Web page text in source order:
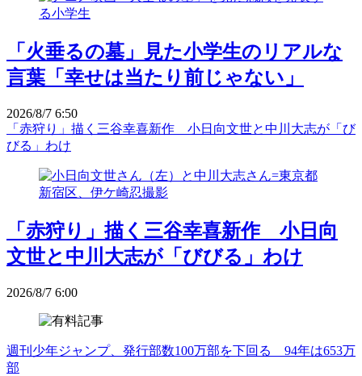
「火垂るの墓」見た小学生のリアルな
言葉「幸せは当たり前じゃない」
2026/8/7 6:50
「赤狩り」描く三谷幸喜新作 小日向文世と中川大志が「び
びる」わけ
「赤狩り」描く三谷幸喜新作 小日向
文世と中川大志が「びびる」わけ
2026/8/7 6:00
週刊少年ジャンプ、発行部数100万部を下回る 94年は653万
部